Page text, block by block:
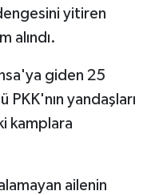
yitiren
alındı.
giden 25
yandaşları
kamplara
ailenin